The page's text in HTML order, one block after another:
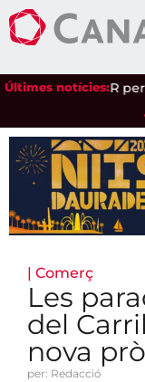
Últimes notícies:
|El Reus FCR perd
| Comerç
Les
del
nova
per: Redacció